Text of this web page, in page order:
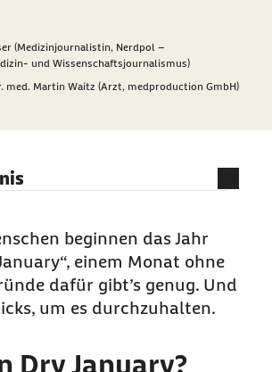
(Medizinjournalistin, Nerdpol –
und Wissenschaftsjournalismus)
med. Martin Waitz (Arzt, medproduction GmbH)
im Dry January vielleicht
Dry January? Das sind die
beginnen das Jahr
“, einem Monat ohne
dafür gibt’s genug. Und
um es durchzuhalten.
Dry January?